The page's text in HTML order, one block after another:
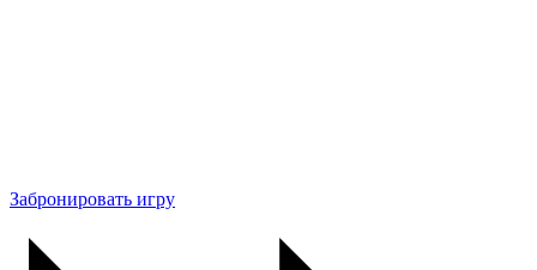
Забронировать игру